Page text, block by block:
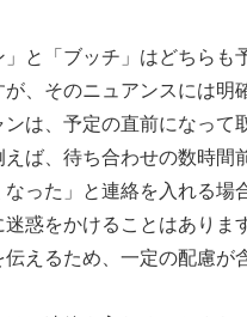
」と「ブッチ」はどちらも
、そのニュアンスには明
ンは、予定の直前になって
えば、待ち合わせの数時間
なった」と連絡を入れる場
迷惑をかけることはありま
えるため、一定の配慮が